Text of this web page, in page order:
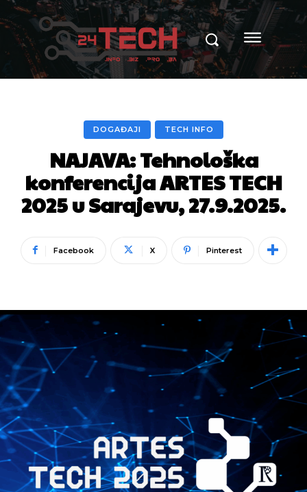
DOGAĐAJI TECH INFO
NAJAVA: Tehnološka
konferencija ARTES TECH
2025 u Sarajevu, 27.9.2025.
Facebook X Pinterest